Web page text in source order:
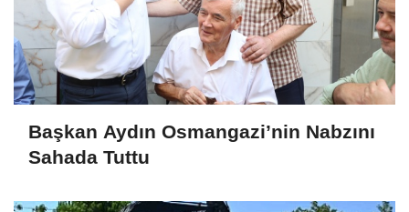
Başkan Aydın Osmangazi’nin Nabzını
Sahada Tuttu